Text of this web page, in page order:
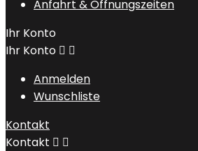
Anfahrt & Öffnungszeiten
Ihr Konto
Ihr Konto  
Anmelden
Wunschliste
Kontakt
Kontakt  